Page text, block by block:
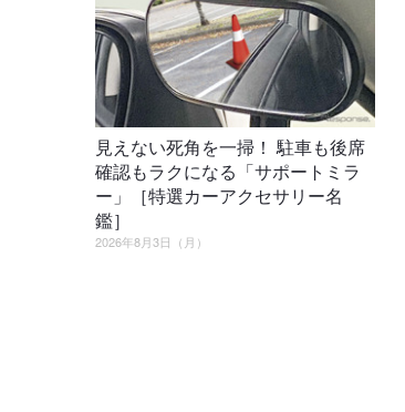
見えない死角を一掃！ 駐車も後席
確認もラクになる「サポートミラ
ー」［特選カーアクセサリー名
鑑］
2026年8月3日（月）